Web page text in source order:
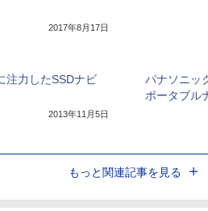
2017年8月17日
注力したSSDナビ
2013年11月5日
パナソニッ
ポータブル
もっと関連記事を見る